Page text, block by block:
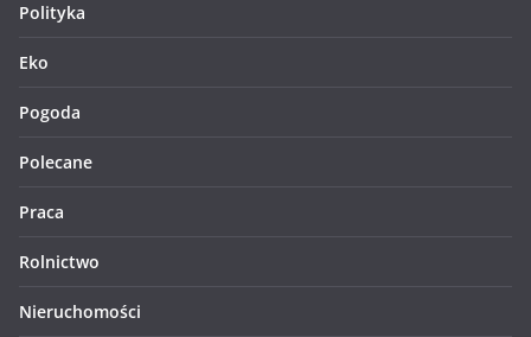
Polityka
Eko
Pogoda
Polecane
Praca
Rolnictwo
Nieruchomości